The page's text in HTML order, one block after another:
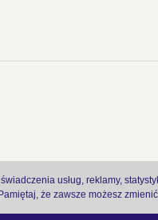
usług, reklamy,
że zawsze możesz